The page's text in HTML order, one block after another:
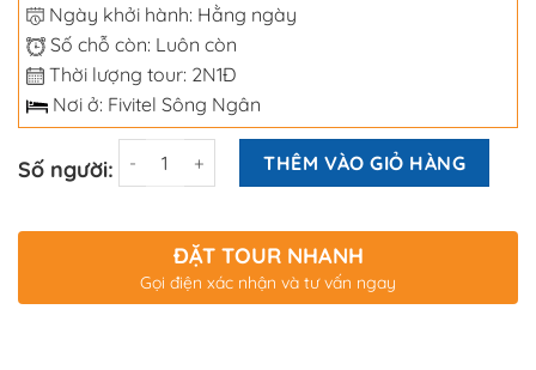
Ngày khởi hành: Hằng ngày
Số chỗ còn: Luôn còn
Thời lượng tour: 2N1Đ
Nơi ở: Fivitel Sông Ngân
Số người:
Số lượng THÊM VÀO GIỎ HÀNG
ĐẶT TOUR NHANH
Gọi điện xác nhận và tư vấn ngay